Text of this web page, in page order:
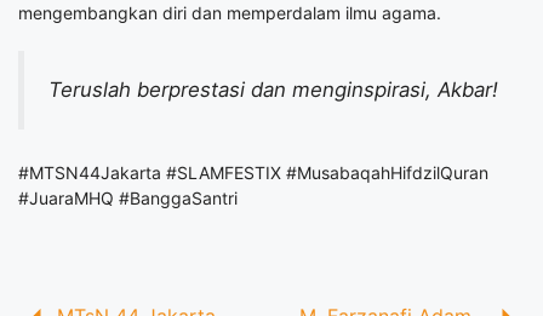
mengembangkan diri dan memperdalam ilmu agama.
Teruslah berprestasi dan menginspirasi, Akbar!
#MTSN44Jakarta #SLAMFESTIX #MusabaqahHifdzilQuran
#JuaraMHQ #BanggaSantri